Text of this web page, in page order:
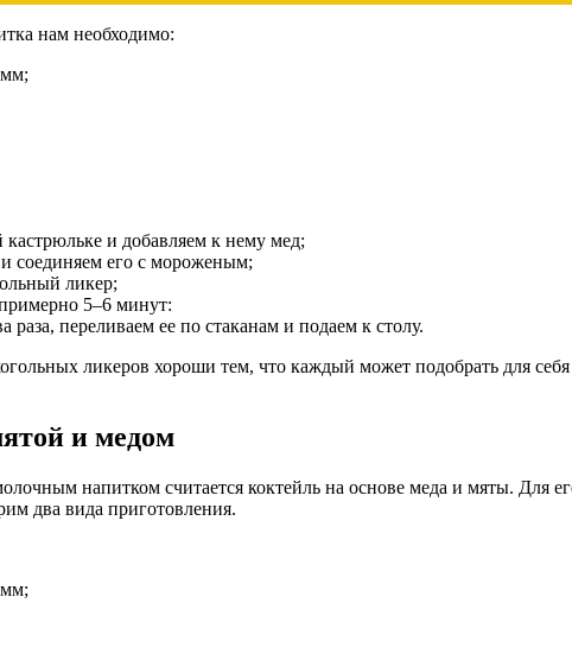
нам необходимо:
и добавляем к нему мед;
соединяем его с мороженым;
ликер;
5–6 минут:
раза, переливаем ее по стаканам и подаем к столу.
ликеров хороши тем, что каждый может подобрать для
и медом
напитком считается коктейль на основе меда и мяты. Для
два вида приготовления.